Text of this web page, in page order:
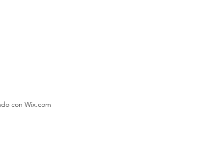
con Wix.com